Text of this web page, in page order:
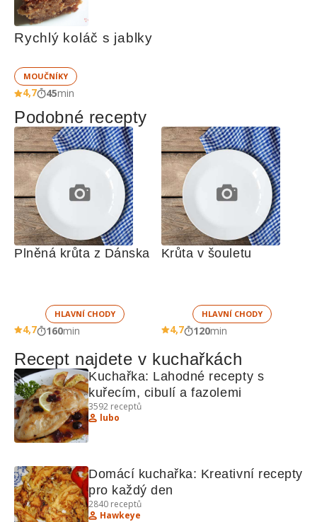
Rychlý koláč s jablky
MOUČNÍKY
4,7 45min
Podobné recepty
Plněná krůta z Dánska
HLAVNÍ CHODY
4,7 160min
Krůta v šouletu
HLAVNÍ CHODY
4,7 120min
Recept najdete v kuchařkách
Kuchařka: Lahodné recepty s
kuřecím, cibulí a fazolemi
3592 receptů
lubo
Domácí kuchařka: Kreativní recepty
pro každý den
2840 receptů
Hawkeye